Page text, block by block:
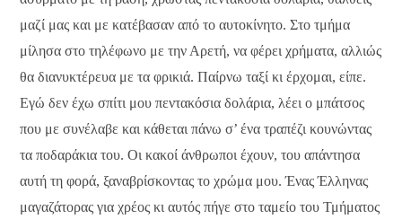
μαζί μας και με κατέβασαν από το αυτοκίνητο. Στο τμήμα
μίλησα στο τηλέφωνο με την Αρετή, να φέρει χρήματα, αλλιώς
θα διανυκτέρευα με τα φρικιά. Παίρνω ταξί κι έρχομαι, είπε.
Εγώ δεν έχω σπίτι μου πεντακόσια δολάρια, λέει ο μπάτσος
που με συνέλαβε και κάθεται πάνω σ’ ένα τραπέζι κουνώντας
τα ποδαράκια του. Οι κακοί άνθρωποι έχουν, του απάντησα
αυτή τη φορά, ξαναβρίσκοντας το χρώμα μου. Ένας Έλληνας
μαγαζάτορας για χρέος κι αυτός πήγε στο ταμείο του Τμήματος